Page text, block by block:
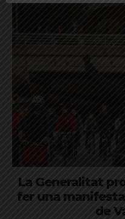
La Generalitat
fer una
de